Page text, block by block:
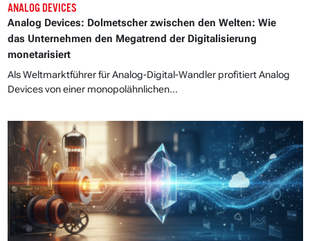
ANALOG DEVICES
Analog Devices: Dolmetscher zwischen den Welten: Wie
das Unternehmen den Megatrend der Digitalisierung
monetarisiert
Als Weltmarktführer für Analog-Digital-Wandler profitiert Analog
Devices von einer monopolähnlichen...